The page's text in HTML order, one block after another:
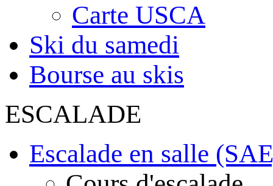
Carte USCA
Ski du samedi
Bourse au skis
ESCALADE
Escalade en salle